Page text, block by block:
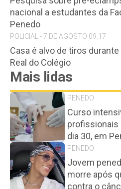
nacional a estudantes da
Penedo
POLICIAL - 7 DE AGOSTO 09:17
Casa é alvo de tiros
Real do Colégio
Mais lidas
PENEDO
Curso
profissionais
dia 30, em
PENEDO
Jovem
morre após
contra o